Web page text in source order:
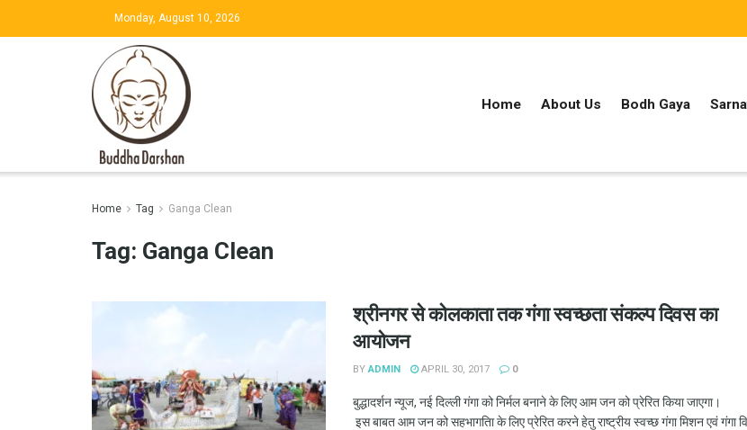
Monday, August 10, 2026
Home About Us Bodh Gaya
Home Tag Ganga Clean
Tag: Ganga Clean
श्रीनगर से कोलकाता तक गंगा स्वच्छता संकल्प दिवस का
आयोजन
BY ADMIN APRIL 30, 2017 0
बुद्धादर्शन न्यूज, नई दिल्ली गंगा को निर्मल बनाने के लिए आम जन को प्रेरित किया जाएगा।
इस बाबत आम जन को सहभागतिा के लिए प्रेरित करने हेतु राष्ट्रीय स्वच्छ गंगा मिशन एवं